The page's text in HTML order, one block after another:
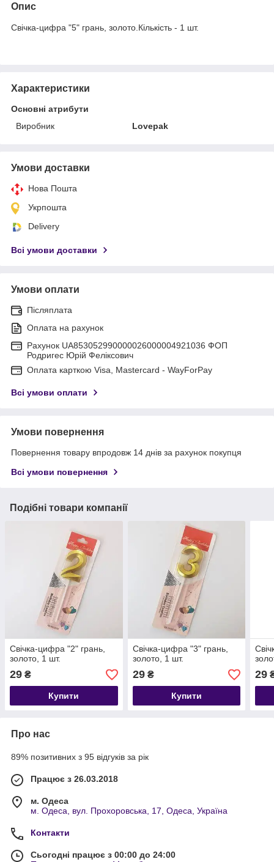
Опис
Свічка-цифра "5" грань, золото.Кількість - 1 шт.
Характеристики
Основні атрибути
Виробник
Lovepak
Умови доставки
Нова Пошта
Укрпошта
Delivery
Всі умови доставки
Умови оплати
Післяплата
Оплата на рахунок
Рахунок UA853052990000026000004921036 ФОП
Родригес Юрій Феліксович
Оплата карткою Visa, Mastercard - WayForPay
Всі умови оплати
Умови повернення
Повернення товару впродовж 14 днів за рахунок покупця
Всі умови повернення
Подібні товари компанії
Свічка-цифра "2" грань,
золото, 1 шт.
29 ₴
Купити
Свічка-цифра "3" грань,
золото, 1 шт.
29₴
Купити
29
Про нас
89% позитивних з 95 відгуків за рік
Працює з 26.03.2018
м. Одеса
м. Одеса, вул. Прохоровська, 17, Одеса, Україна
Контакти
Сьогодні працює з 00:00 до 24:00